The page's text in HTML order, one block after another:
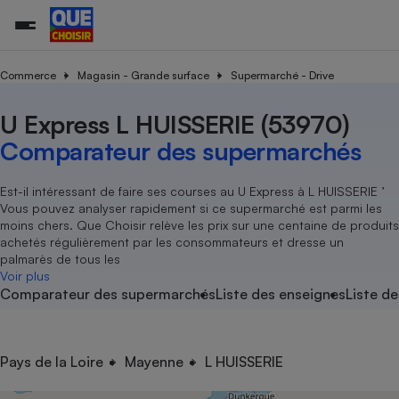
Commerce Magasin - Grande surface Supermarché - Drive
U Express L HUISSERIE (53970)
Comparateur des supermarchés
Est-il intéressant de faire ses courses au U Express à L HUISSERIE ’
Vous pouvez analyser rapidement si ce supermarché est parmi les
moins chers. Que Choisir relève les prix sur une centaine de produits
achetés régulièrement par les consommateurs et dresse un
palmarès de tous les
Voir plus
Comparateur des supermarchésListe des enseignesListe
Pays de la Loire Mayenne L HUISSERIE
Additifs
Nutrition
Assurance auto
Magasin - Grande surface
Méthode de vente -
Organismes de défense
Système judiciairegratuit
Déchet
Achat - Vente - Travaux
Location
Sport
électrique
Démarche administrative
Senior
Service marchand
Train
Transport aérien
Toutes les actualités
Enquêtes
Guides d'achat
Conseils
Brèves
Tous les services
Soumettre un litige
Lettres types
Rencontrer une association locale
Tous nos combats
Nos actions
Nos grandes victoires
Les billets de la présidente
Nos associations locales
Nous rejoindre
En savoir plus sur Que Choisir Ensemble
?
L’association
Nos missions
Notre méthodologie
Notre financement
Nos partenaires
Nous rejoindre